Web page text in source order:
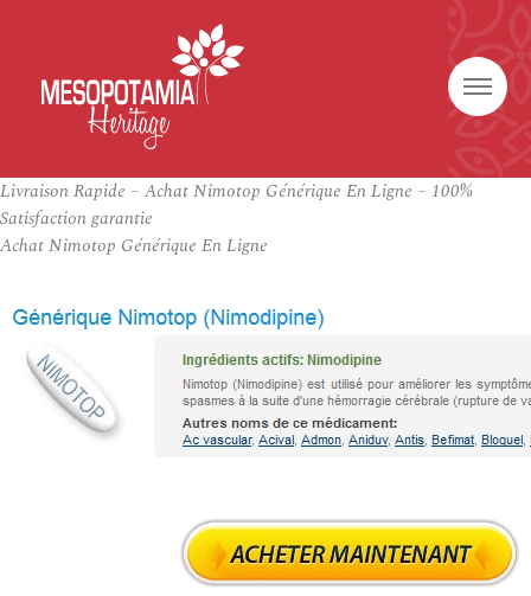
Livraison Rapide – Achat Nimotop Générique En Ligne – 100%
Satisfaction garantie
Achat Nimotop Générique En Ligne